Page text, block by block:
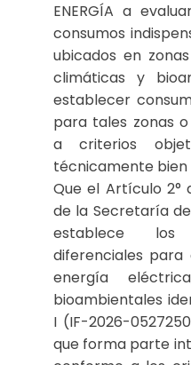
ENERGÍA a
consumos
ubicados en
climáticas y
establecer
para tales zonas
a criterios
técnicamente bien
Que el Artículo 2°
de la Secretaría
establece los
diferenciales
energía
bioambientales
I (IF-2026-
que forma parte